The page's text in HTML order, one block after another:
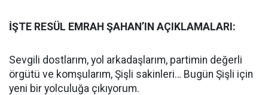
İŞTE RESÜL EMRAH ŞAHAN’IN AÇIKLAMALARI:
Sevgili dostlarım, yol arkadaşlarım, partimin değerli
örgütü ve komşularım, Şişli sakinleri… Bugün Şişli için
yeni bir yolculuğa çıkıyorum.